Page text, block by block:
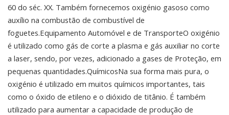
60 do séc. XX. Também fornecemos oxigénio gasoso como
auxílio na combustão de combustível de
foguetes.Equipamento Automóvel e de TransporteO oxigénio
é utilizado como gás de corte a plasma e gás auxiliar no corte
a laser, sendo, por vezes, adicionado a gases de Proteção, em
pequenas quantidades.QuímicosNa sua forma mais pura, o
oxigénio é utilizado em muitos químicos importantes, tais
como o óxido de etileno e o dióxido de titânio. É também
utilizado para aumentar a capacidade de produção de